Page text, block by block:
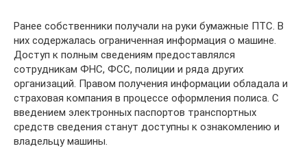
Ранее собственники получали на руки бумажные ПТС. В
них содержалась ограниченная информация о машине.
Доступ к полным сведениям предоставлялся
сотрудникам ФНС, ФСС, полиции и ряда других
организаций. Правом получения информации обладала и
страховая компания в процессе оформления полиса. С
введением электронных паспортов транспортных
средств сведения станут доступны к ознакомлению и
владельцу машины.